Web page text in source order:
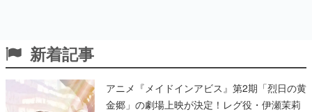
新着記事
アニメ『メイドインアビス』第2期「烈日の黄
金郷」の劇場上映が決定！レグ役・伊瀬茉莉